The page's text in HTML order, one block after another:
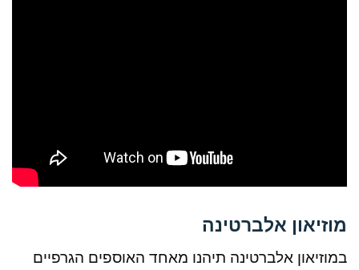
מוזיאון אלברטינה
במוזיאון אלברטינה תיהנו מאחד האוספים הגרפיים